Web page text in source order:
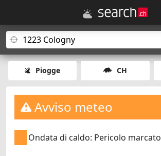
Piogge CH
Avviso meteo
Ondata di caldo: Pericolo marcato